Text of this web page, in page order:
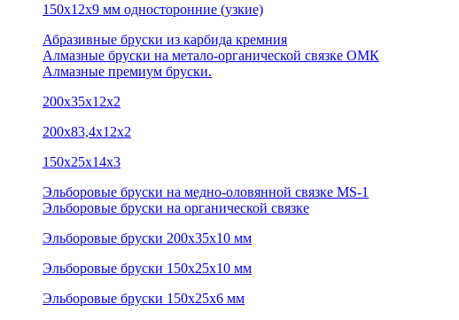
150х12х9 мм односторонние (узкие)
Абразивные бруски из карбида кремния
Алмазные бруски на метало-органической связке ОМК
Алмазные премиум бруски.
200х35х12х2
200х83,4х12х2
150х25х14х3
Эльборовые бруски на медно-оловянной связке MS-1
Эльборовые бруски на органической связке
Эльборовые бруски 200х35х10 мм
Эльборовые бруски 150х25х10 мм
Эльборовые бруски 150х25х6 мм